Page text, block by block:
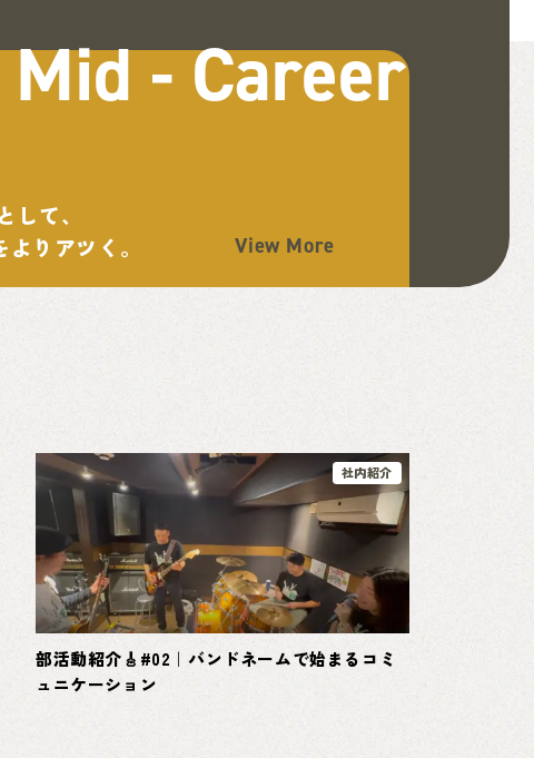
Mid -Career
して、
りアツく。
View More
社内紹介
部活動紹介🎸#02｜バンドネームで始まるコミ
ュニケーション